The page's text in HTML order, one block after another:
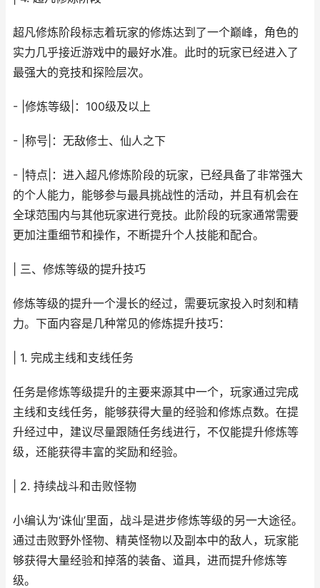
超凡修炼阶段标志着玩家的修炼达到了一个巅峰，角色的
实力几乎接近游戏中的最好水准。此时的玩家已经进入了
最强大的竞技和探险层次。
- |修炼等级|：100级及以上
- |称号|：无敌修士、仙人之下
- |特点|：进入超凡修炼阶段的玩家，已经具备了非常强大
的个人能力，能够参与最具挑战性的活动，并且有机会在
全球范围内与其他玩家进行竞技。此阶段的玩家通常需要
更加注重细节和操作，不断提升个人技能和配合。
| 三、修炼等级的提升技巧
修炼等级的提升一个漫长的经过，需要玩家投入时刻和精
力。下面内容是几种常见的修炼提升技巧：
| 1. 完成主线和支线任务
任务是修炼等级提升的主要来源其中一个，玩家通过完成
主线和支线任务，能够获得大量的经验和修炼点数。在提
升经过中，建议尽量跟随任务线进行，不仅能提升修炼等
级，还能获得丰富的奖励和经验。
| 2. 持续战斗和击败怪物
小编认为‘诛仙’里面，战斗是进步修炼等级的另一大途径。
通过击败野外怪物、精英怪物以及副本中的敌人，玩家能
够获得大量经验和掉落的装备、道具，进而提升修炼等
级。